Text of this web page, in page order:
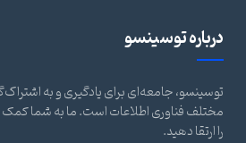
درباره توسینسو
توسینسو، جامعه‌ای برای یادگیری و به
مختلف فناوری اطلاعات است. ما به شما
را ارتقا دهید.